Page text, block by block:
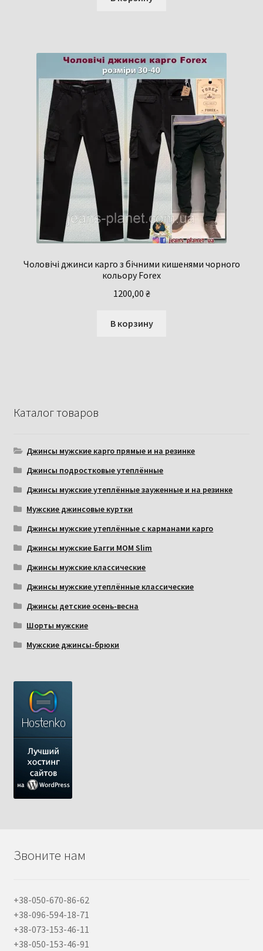
Чоловічі джинси карго з бічними кишенями чорного
кольору Forex
1200,00 ₴
В корзину
Каталог товаров
Джинсы мужские карго прямые и на резинке
Джинсы подростковые утеплённые
Джинсы мужские утеплённые зауженные и на резинке
Мужские джинсовые куртки
Джинсы мужские утеплённые с карманами карго
Джинсы мужские Багги МОМ Slim
Джинсы мужские классические
Джинсы мужские утеплённые классические
Джинсы детские осень-весна
Шорты мужские
Мужские джинсы-брюки
Звоните нам
+38-050-670-86-62
+38-096-594-18-71
+38-073-153-46-11
+38-050-153-46-91